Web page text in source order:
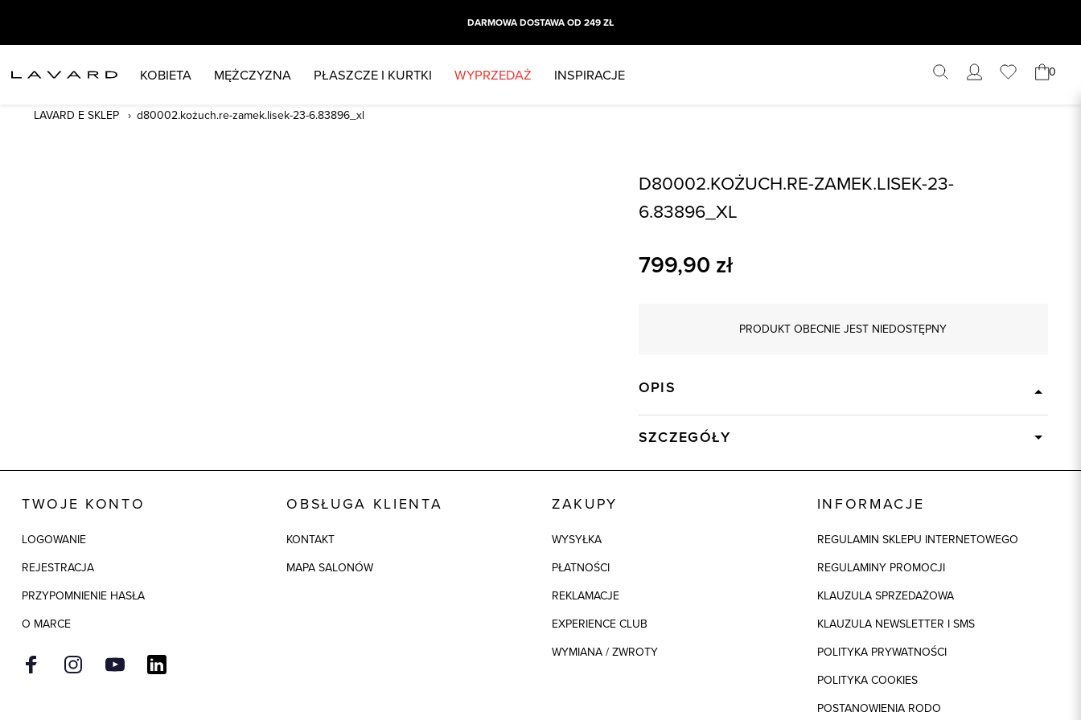
DARMOWA DOSTAWA OD 249 ZŁ
KOBIETA MĘŻCZYZNA PŁASZCZE I KURTKI WYPRZEDAŻ INSPIRACJE 0
LAVARD E SKLEP d80002.kożuch.re-zamek.lisek-23-6.83896_xl
D80002.KOŻUCH.RE-ZAMEK.LISEK-23-
6.83896_XL
799,90 zł
PRODUKT OBECNIE JEST NIEDOSTĘPNY
OPIS
SZCZEGÓŁY
regular
TWOJE KONTO
LOGOWANIE
REJESTRACJA
PRZYPOMNIENIE HASŁA
O MARCE
OBSŁUGA KLIENTA
KONTAKT
MAPA SALONÓW
ZAKUPY
WYSYŁKA
PŁATNOŚCI
REKLAMACJE
EXPERIENCE CLUB
WYMIANA / ZWROTY
INFORMACJE
REGULAMIN SKLEPU INTERNETOWEGO
REGULAMINY PROMOCJI
KLAUZULA SPRZEDAŻOWA
KLAUZULA NEWSLETTER I SMS
POLITYKA PRYWATNOŚCI
POLITYKA COOKIES
POSTANOWIENIA RODO